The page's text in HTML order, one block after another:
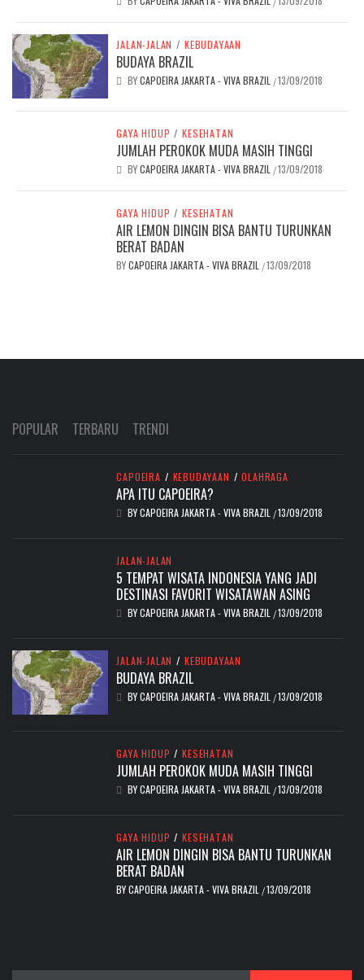
JALAN-JALAN / KEBUDAYAAN
BUDAYA BRAZIL
BYCAPOEIRA JAKARTA - VIVA BRAZIL /13/09/2018
GAYA HIDUP / KESEHATAN
JUMLAH PEROKOK MUDA MASIH TINGGI
BYCAPOEIRA JAKARTA - VIVA BRAZIL /13/09/2018
GAYA HIDUP / KESEHATAN
AIR LEMON DINGIN BISA BANTU TURUNKAN
BERAT BADAN
BYCAPOEIRA JAKARTA - VIVA BRAZIL /13/09/2018
POPULAR TERBARU TRENDI
CAPOEIRA / KEBUDAYAAN / OLAHRAGA
APA ITU CAPOEIRA?
BYCAPOEIRA JAKARTA - VIVA BRAZIL /13/09/2018
JALAN-JALAN
5 TEMPAT WISATA INDONESIA YANG JADI
DESTINASI FAVORIT WISATAWAN ASING
BYCAPOEIRA JAKARTA - VIVA BRAZIL /13/09/2018
JALAN-JALAN / KEBUDAYAAN
BUDAYA BRAZIL
BYCAPOEIRA JAKARTA - VIVA BRAZIL /13/09/2018
GAYA HIDUP / KESEHATAN
JUMLAH PEROKOK MUDA MASIH TINGGI
BYCAPOEIRA JAKARTA - VIVA BRAZIL /13/09/2018
GAYA HIDUP / KESEHATAN
AIR LEMON DINGIN BISA BANTU TURUNKAN
BERAT BADAN
BYCAPOEIRA JAKARTA - VIVA BRAZIL /13/09/2018